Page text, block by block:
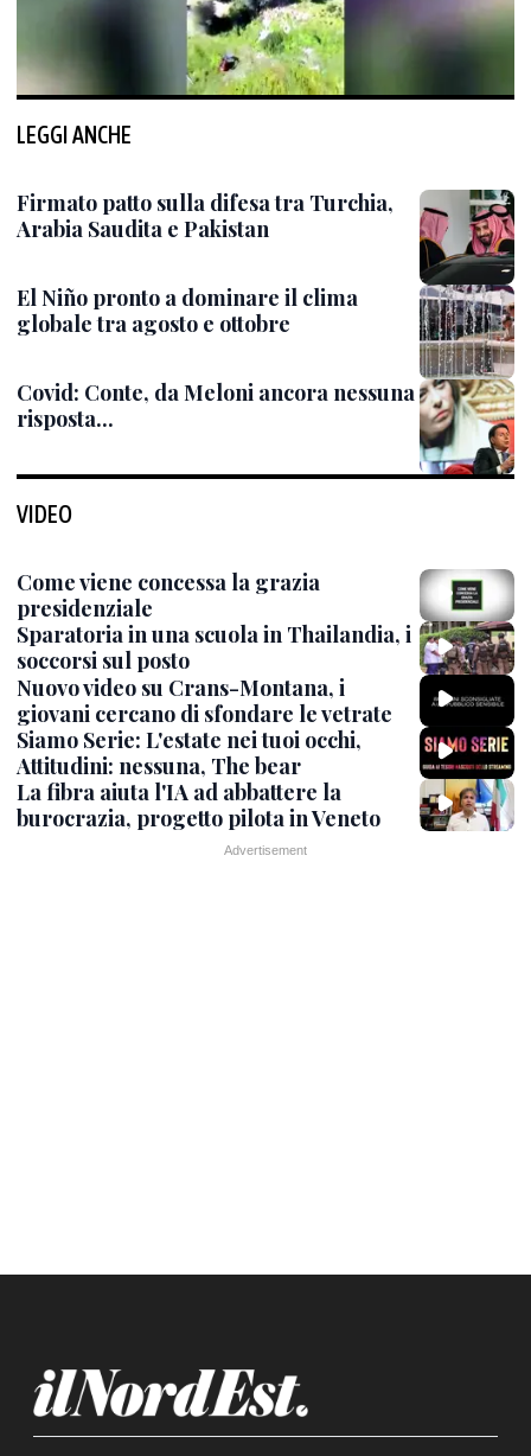
LEGGI ANCHE
Firmato patto sulla difesa tra Turchia,
Arabia Saudita e Pakistan
El Niño pronto a dominare il clima
globale tra agosto e ottobre
Covid: Conte, da Meloni ancora nessuna
risposta...
VIDEO
Come viene concessa la grazia
presidenziale
Sparatoria in una scuola in Thailandia, i
soccorsi sul posto
Nuovo video su Crans-Montana, i
giovani cercano di sfondare le vetrate
Siamo Serie: L'estate nei tuoi occhi,
Attitudini: nessuna, The bear
La fibra aiuta l'IA ad abbattere la
burocrazia, progetto pilota in Veneto